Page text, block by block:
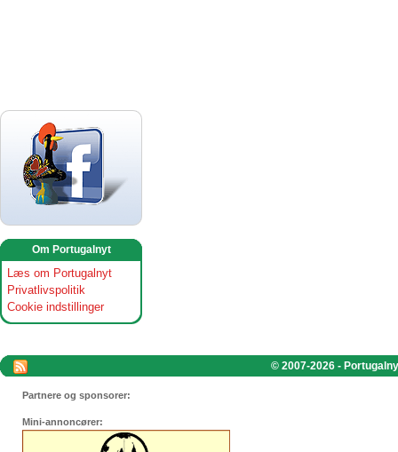
Om Portugalnyt
Læs om Portugalnyt
Privatlivspolitik
Cookie indstillinger
© 2007-2026 -
Partnere og sponsorer:
Mini-annoncører: